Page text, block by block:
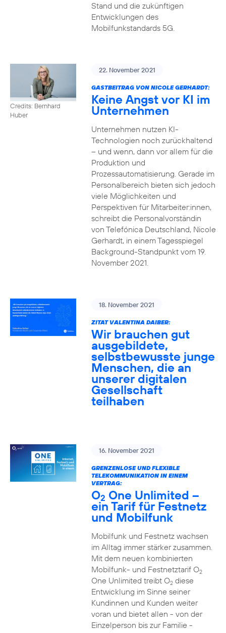
Stand und die zukünftigen
Entwicklungen des
Mobilfunkstandards 5G.
Credits: Bernhard
Huber
22. November 2021
GASTBEITRAG VON NICOLE GERHARDT:
Keine Angst vor KI im
Unternehmen
Unternehmen nutzen KI-
Technologien noch zurückhaltend
– und wenn, dann vor allem für die
Produktion und
Prozessautomatisierung. Gerade im
Personalbereich bieten sich jedoch
viele Möglichkeiten und
Perspektiven für Mitarbeiter:innen,
schreibt die Personalvorständin
von Telefónica Deutschland, Nicole
Gerhardt, in einem Tagesspiegel
Background-Standpunkt vom 19.
November 2021.
18. November 2021
ZITAT VALENTINA DAIBER:
Wir brauchen gut
ausgebildete,
selbstbewusste junge
Menschen, die an
unserer digitalen
Gesellschaft
teilhaben
16. November 2021
GRENZENLOSE UND FLEXIBLE
TELEKOMMUNIKATION IN EINEM
VERTRAG:
O2 One Unlimited –
ein Tarif für Festnetz
und Mobilfunk
Mobilfunk und Festnetz wachsen
im Alltag immer stärker zusammen.
Mit dem neuen kombinierten
Mobilfunk- und Festnetztarif O2
One Unlimited treibt O2diese
Entwicklung im Sinne seiner
Kundinnen und Kunden weiter
voran und bietet allen - von der
Einzelperson bis zur Familie -